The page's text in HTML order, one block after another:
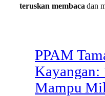
teruskan membaca dan
PPAM
Kayangan:
Mampu